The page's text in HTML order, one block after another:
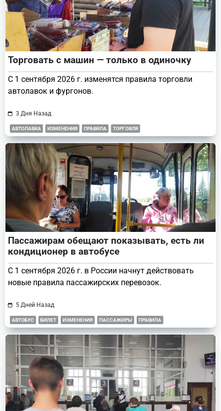
Торговать с машин — только в одиночку
С 1 сентября 2026 г. изменятся правила торговли
автолавок и фургонов.
3 Дня Назад
АВТОЛАВКА ИЗМЕНЕНИЯ ПРАВИЛА ТОРГОВЛЯ
Пассажирам обещают показывать, есть ли
кондиционер в автобусе
С 1 сентября 2026 г. в России начнут действовать
новые правила пассажирских перевозок.
5 Дней Назад
АВТОБУС БИЛЕТ ИЗМЕНЕНИЯ ПАССАЖИРЫ ПРАВИЛА